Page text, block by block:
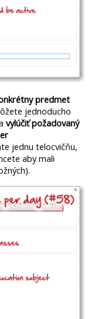
predmet
jednoducho
vylúčiť požadovaný
jednu telocvičňu,
aby mali